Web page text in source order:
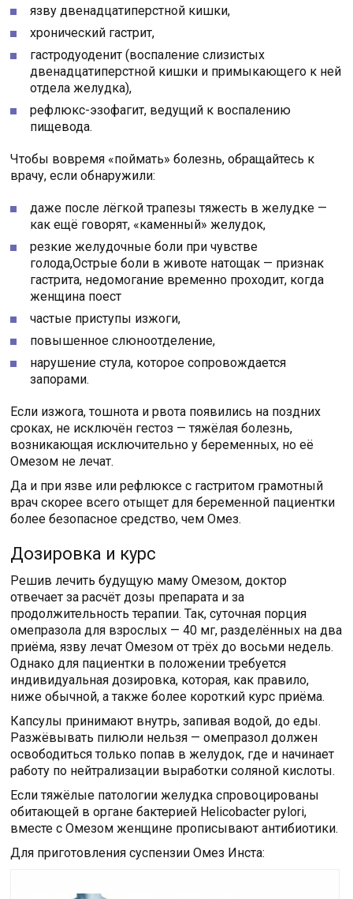
язву двенадцатиперстной кишки,
хронический гастрит,
гастродуоденит (воспаление слизистых
двенадцатиперстной кишки и примыкающего к ней
отдела желудка),
рефлюкс-эзофагит, ведущий к воспалению
пищевода.
Чтобы вовремя «поймать» болезнь, обращайтесь к
врачу, если обнаружили:
даже после лёгкой трапезы тяжесть в желудке —
как ещё говорят, «каменный» желудок,
резкие желудочные боли при чувстве
голода,Острые боли в животе натощак — признак
гастрита, недомогание временно проходит, когда
женщина поест
частые приступы изжоги,
повышенное слюноотделение,
нарушение стула, которое сопровождается
запорами.
Если изжога, тошнота и рвота появились на поздних
сроках, не исключён гестоз — тяжёлая болезнь,
возникающая исключительно у беременных, но её
Омезом не лечат.
Да и при язве или рефлюксе с гастритом грамотный
врач скорее всего отыщет для беременной пациентки
более безопасное средство, чем Омез.
Дозировка и курс
Решив лечить будущую маму Омезом, доктор
отвечает за расчёт дозы препарата и за
продолжительность терапии. Так, суточная порция
омепразола для взрослых — 40 мг, разделённых на два
приёма, язву лечат Омезом от трёх до восьми недель.
Однако для пациентки в положении требуется
индивидуальная дозировка, которая, как правило,
ниже обычной, а также более короткий курс приёма.
Капсулы принимают внутрь, запивая водой, до еды.
Разжёвывать пилюли нельзя — омепразол должен
освободиться только попав в желудок, где и начинает
работу по нейтрализации выработки соляной кислоты.
Если тяжёлые патологии желудка спровоцированы
обитающей в органе бактерией Helicobacter pylori,
вместе с Омезом женщине прописывают антибиотики.
Для приготовления суспензии Омез Инста: